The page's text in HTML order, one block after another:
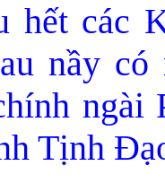
hết các
nầy có
ngài
Tịnh